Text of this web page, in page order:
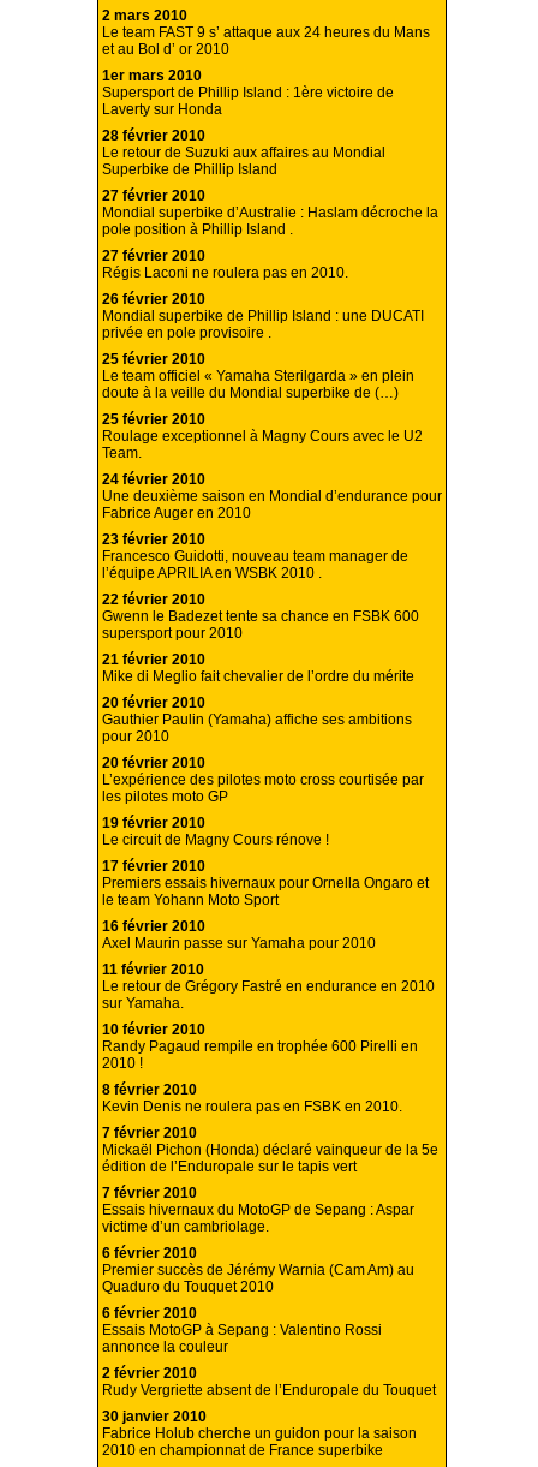
2 mars 2010
Le team FAST 9 s’ attaque aux 24 heures du Mans
et au Bol d’ or 2010
1er mars 2010
Supersport de Phillip Island : 1ère victoire de
Laverty sur Honda
28 février 2010
Le retour de Suzuki aux affaires au Mondial
Superbike de Phillip Island
27 février 2010
Mondial superbike d’Australie : Haslam décroche la
pole position à Phillip Island .
27 février 2010
Régis Laconi ne roulera pas en 2010.
26 février 2010
Mondial superbike de Phillip Island : une DUCATI
privée en pole provisoire .
25 février 2010
Le team officiel « Yamaha Sterilgarda » en plein
doute à la veille du Mondial superbike de (…)
25 février 2010
Roulage exceptionnel à Magny Cours avec le U2
Team.
24 février 2010
Une deuxième saison en Mondial d’endurance pour
Fabrice Auger en 2010
23 février 2010
Francesco Guidotti, nouveau team manager de
l’équipe APRILIA en WSBK 2010 .
22 février 2010
Gwenn le Badezet tente sa chance en FSBK 600
supersport pour 2010
21 février 2010
Mike di Meglio fait chevalier de l’ordre du mérite
20 février 2010
Gauthier Paulin (Yamaha) affiche ses ambitions
pour 2010
20 février 2010
L’expérience des pilotes moto cross courtisée par
les pilotes moto GP
19 février 2010
Le circuit de Magny Cours rénove !
17 février 2010
Premiers essais hivernaux pour Ornella Ongaro et
le team Yohann Moto Sport
16 février 2010
Axel Maurin passe sur Yamaha pour 2010
11 février 2010
Le retour de Grégory Fastré en endurance en 2010
sur Yamaha.
10 février 2010
Randy Pagaud rempile en trophée 600 Pirelli en
2010 !
8 février 2010
Kevin Denis ne roulera pas en FSBK en 2010.
7 février 2010
Mickaël Pichon (Honda) déclaré vainqueur de la 5e
édition de l’Enduropale sur le tapis vert
7 février 2010
Essais hivernaux du MotoGP de Sepang : Aspar
victime d’un cambriolage.
6 février 2010
Premier succès de Jérémy Warnia (Cam Am) au
Quaduro du Touquet 2010
6 février 2010
Essais MotoGP à Sepang : Valentino Rossi
annonce la couleur
2 février 2010
Rudy Vergriette absent de l’Enduropale du Touquet
30 janvier 2010
Fabrice Holub cherche un guidon pour la saison
2010 en championnat de France superbike